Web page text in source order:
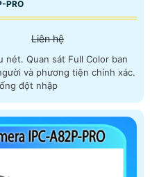
PRO
Liên hệ
nét. Quan sát Full Color ban
và phương tiện chính xác.
đột nhập